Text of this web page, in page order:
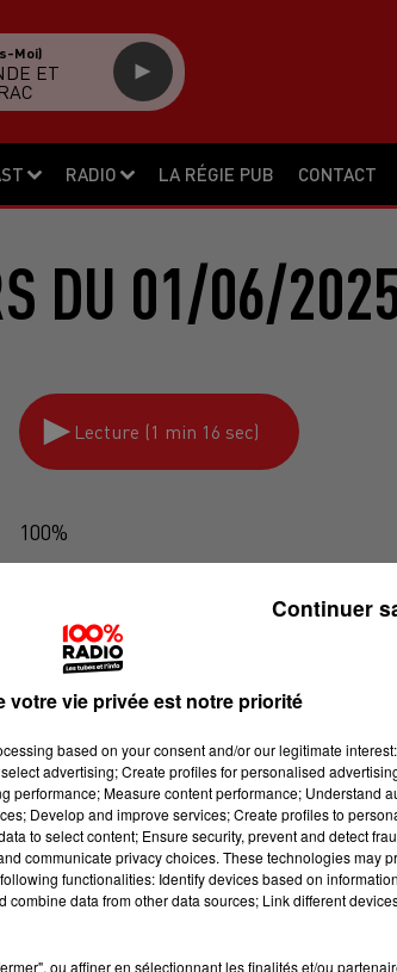
RADIO LA RÉGIE PUB CONTACT
Moi)
ET
DU 01/06/
Lecture (1 min 16 sec)
100%
votre vie privée est notre priorité
based on your consent and/or our legitimate
advertising; Create profiles for personalised
performance; Measure content performance; Understand
Develop and improve services; Create profiles to
to select content; Ensure security, prevent and detect
communicate privacy choices. These technologies may
functionalities: Identify devices based on
data from other data sources; Link different
ou affiner en sélectionnant les finalités et/ou
Continuer